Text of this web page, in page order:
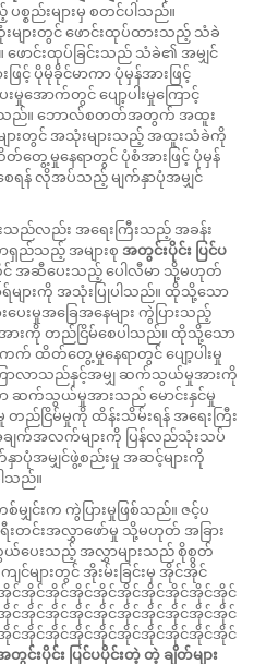
ည်းများမှ စတင်ပါသည်။
ျားတွင် ဖောင်းထုပ်ထားသည့် သံခဲ
ောင်းထုပ်ခြင်းသည် သံခဲ၏ အမျှင်
င့် ပိုမိုခိုင်မာကာ ပုံမှန်အားဖြင့်
အောက်တွင် ပျော့ပါးမှုကြောင့်
သည်။ ဘောလ်စတတ်အတွက် အထူး
ားတွင် အသုံးများသည့် အထူးသံခဲကို
ေ့မှုနေရာတွင် ပုံစံအားဖြင့် ပုံမှန်
စေရန် လိုအပ်သည့် မျက်နှာပုံအမျှင်
သည်လည်း အရေးကြီးသည့် အခန်း
ရှည်သည့် အများစု အတွင်းပိုင်း ပြင်ပ
အဆီပေးသည့် ပေါလီမာ သို့မဟုတ်
ျားကို အသုံးပြုပါသည်။ ထိုသို့သော
ေးမှုအခြေအနေများ ကွဲပြားသည့်
းကို တည်ငြိမ်စေပါသည်။ ထိုသို့သော
ထိတ်တွေ့မှုနေရာတွင် ပျော့ပါးမှု
န်ကြာလာသည်နှင့်အမျှ ဆက်သွယ်မှုအားကို
ဆက်သွယ်မှုအားသည် မောင်းနှင်မှု
တည်ငြိမ်မှုကို ထိန်းသိမ်းရန် အရေးကြီး
က်အလက်များကို ပြန်လည်သုံးသပ်
ာပုံအမျှင်ဖွဲ့စည်းမှု အဆင့်များကို
ါသည်။
မျှင်းက ကွဲပြားမှုဖြစ်သည်။ ဇင့်ပ
းတင်းအလွှာဖော်မှု သို့မဟုတ် အခြား
ပေးသည့် အလွှာများသည် စိုစွတ်
င်များတွင် အိုးမ်းခြင်းမှ အိုင်အိုင်
င်အိုင်အိုင်အိုင်အိုင်အိုင်အိုင်အိုင်အိုင်အိုင်
င်အိုင်အိုင်အိုင်အိုင်အိုင်အိုင်အိုင်အိုင်အိုင်
င်အိုင်အိုင်အိုင်အိုင်အိုင်အိုင်အိုင်အိုင်အိုင်
တွင်းပိုင်း ပြင်ပပိုင်းတဲ့ တဲ့ ချိတ်များ